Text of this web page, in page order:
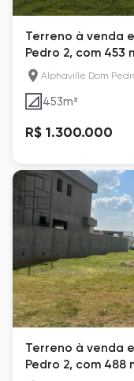
Terreno à venda
Pedro 2, com 453
Alphaville Dom
453m²
R$ 1.300.000
Terreno à venda
Pedro 2, com 488